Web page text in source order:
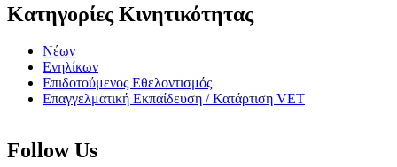
Κατηγορίες Κινητικότητας
Νέων
Ενηλίκων
Επιδοτούμενος Εθελοντισμός
Επαγγελματική Εκπαίδευση / Κατάρτιση VET
Follow Us